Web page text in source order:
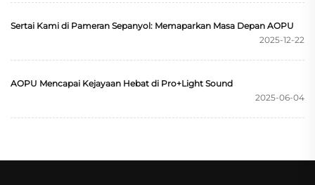
Sertai Kami di Pameran Sepanyol: Memaparkan Masa Depan AOPU
2025-12-22
AOPU Mencapai Kejayaan Hebat di Pro+Light Sound
2025-06-04